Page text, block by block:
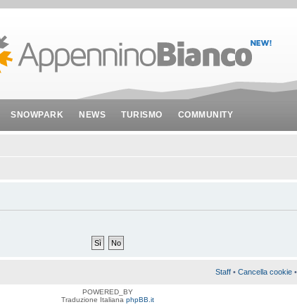
SNOWPARK NEWS TURISMO COMMUNITY
Staff • Cancella cookie
POWERED_BY
Traduzione Italiana phpBB.it